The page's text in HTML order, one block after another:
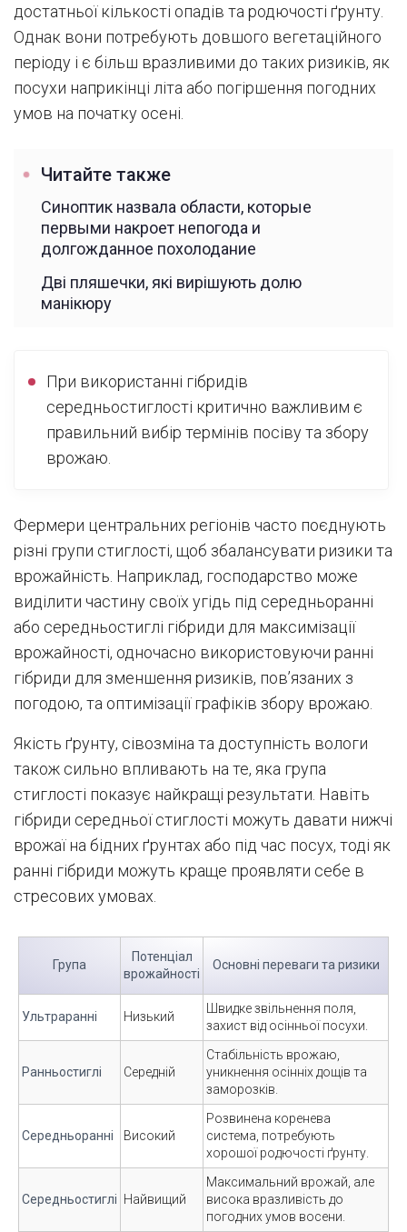
достатньої кількості опадів та родючості ґрунту.
Однак вони потребують довшого вегетаційного
періоду і є більш вразливими до таких ризиків, як
посухи наприкінці літа або погіршення погодних
умов на початку осені.
Читайте также
Синоптик назвала области, которые
первыми накроет непогода и
долгожданное похолодание
Дві пляшечки, які вирішують долю
манікюру
При використанні гібридів
середньостиглості критично важливим є
правильний вибір термінів посіву та збору
врожаю.
Фермери центральних регіонів часто поєднують
різні групи стиглості, щоб збалансувати ризики та
врожайність. Наприклад, господарство може
виділити частину своїх угідь під середньоранні
або середньостиглі гібриди для максимізації
врожайності, одночасно використовуючи ранні
гібриди для зменшення ризиків, пов’язаних з
погодою, та оптимізації графіків збору врожаю.
Якість ґрунту, сівозміна та доступність вологи
також сильно впливають на те, яка група
стиглості показує найкращі результати. Навіть
гібриди середньої стиглості можуть давати нижчі
врожаї на бідних ґрунтах або під час посух, тоді як
ранні гібриди можуть краще проявляти себе в
стресових умовах.
Група
Потенціал
врожайності
Основні переваги та ризики
Ультраранні Низький
Швидке звільнення поля,
захист від осінньої посухи.
Ранньостиглі Середній
Стабільність врожаю,
уникнення осінніх дощів та
заморозків.
Середньоранні Високий
Розвинена коренева
система, потребують
хорошої родючості ґрунту.
Середньостиглі Найвищий
Максимальний врожай, але
висока вразливість до
погодних умов восени.